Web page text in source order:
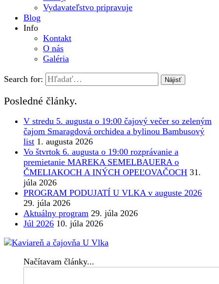
Vydavateľstvo pripravuje
Blog
Info
Kontakt
O nás
Galéria
Search for:
Posledné články.
V stredu 5. augusta o 19:00 čajový večer so zeleným
čajom Smaragdová orchidea a bylinou Bambusový
list 1. augusta 2026
Vo štvrtok 6. augusta o 19:00 rozprávanie a
premietanie MAREKA SEMELBAUERA o
ČMELIAKOCH A INÝCH OPEĽOVAČOCH 31.
júla 2026
PROGRAM PODUJATÍ U VLKA v auguste 2026
29. júla 2026
Aktuálny program 29. júla 2026
Júl 2026 10. júla 2026
Načítavam články...